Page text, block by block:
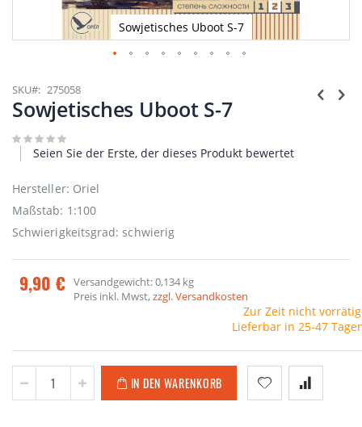
Sowjetisches Uboot S-7
Anfang
der
Bildgalerie
SKU 275058
Sowjetisches Uboot S-7
Seien Sie der Erste, der dieses Produkt bewertet
Hersteller: Oriel
Maßstab: 1:100
Schwierigkeitsgrad: schwierig
9,90 € Versandgewicht: 0,134 kg
Preis inkl. Mwst,zzgl. Versandkosten
Zur Zeit nicht
Lieferbar in 25-47
IN DEN WARENKORB